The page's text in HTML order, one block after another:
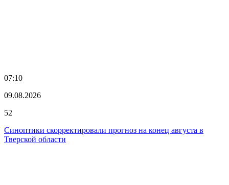
07:10
09.08.2026
52
Синоптики скорректировали прогноз на конец августа в
Тверской области